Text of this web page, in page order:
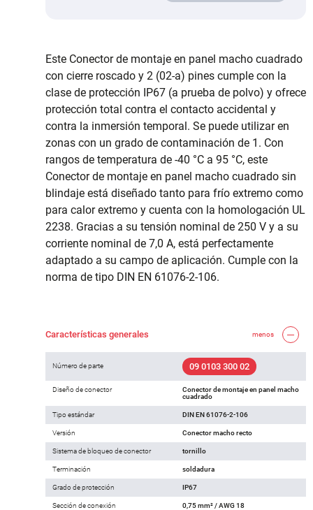
Este Conector de montaje en panel macho cuadrado
con cierre roscado y 2 (02-a) pines cumple con la
clase de protección IP67 (a prueba de polvo) y ofrece
protección total contra el contacto accidental y
contra la inmersión temporal. Se puede utilizar en
zonas con un grado de contaminación de 1. Con
rangos de temperatura de -40 °C a 95 °C, este
Conector de montaje en panel macho cuadrado sin
blindaje está diseñado tanto para frío extremo como
para calor extremo y cuenta con la homologación UL
2238. Gracias a su tensión nominal de 250 V y a su
corriente nominal de 7,0 A, está perfectamente
adaptado a su campo de aplicación. Cumple con la
norma de tipo DIN EN 61076-2-106.
Características generales menos
Número de parte 09 0103 300 02
Diseño de conector
Conector de montaje en panel macho
cuadrado
Tipo estándar DIN EN 61076-2-106
Versión Conector macho recto
Sistema de bloqueo de conector tornillo
Terminación soldadura
Grado de protección IP67
Sección de conexión 0,75 mm² / AWG 18